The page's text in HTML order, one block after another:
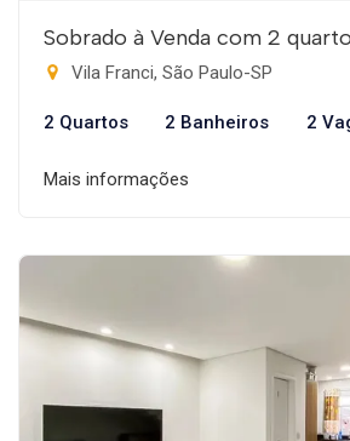
Sobrado à Venda com 2
Vila Franci, São Paulo-SP
2 Quartos 2 Banheiros 2
Mais informações